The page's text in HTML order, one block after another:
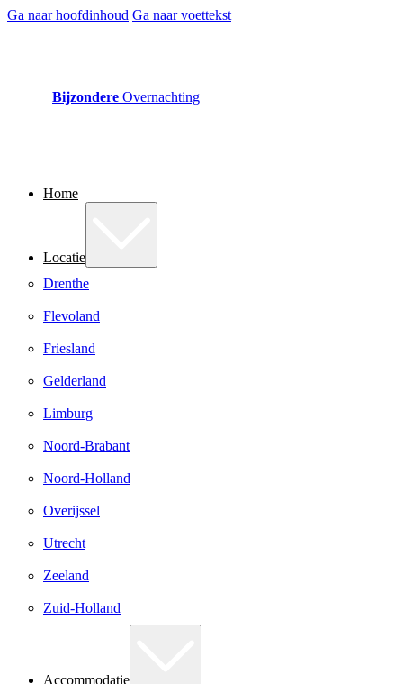
Ga naar hoofdinhoud Ga naar voettekst
Bijzondere Overnachting
Home
Locatie
Drenthe
Flevoland
Friesland
Gelderland
Limburg
Noord-Brabant
Noord-Holland
Overijssel
Utrecht
Zeeland
Zuid-Holland
Accommodatie